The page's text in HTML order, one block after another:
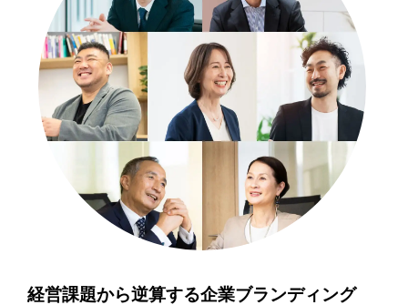
経営課題から逆算する企業ブランディング